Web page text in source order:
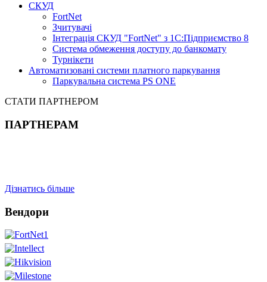
СКУД
FortNet
Зчитувачі
Інтеграція СКУД "FortNet" з 1С:Підприємство 8
Система обмеження доступу до банкомату
Турнікети
Автоматизовані системи платного паркування
Паркувальна система PS ONE
СТАТИ ПАРТНЕРОМ
ПАРТНЕРАМ
Дізнатись більше
Вендори